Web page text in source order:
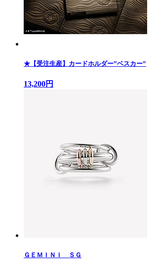
★【受注生産】カードホルダー”ベスカー”
13,200円
ＧＥＭＩＮＩ ＳＧ